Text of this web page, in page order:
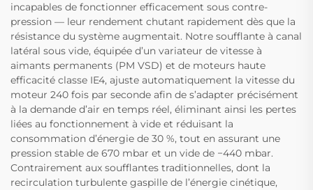
incapables de fonctionner efficacement sous contre-
pression — leur rendement chutant rapidement dès que la
résistance du système augmentait. Notre soufflante à canal
latéral sous vide, équipée d’un variateur de vitesse à
aimants permanents (PM VSD) et de moteurs haute
efficacité classe IE4, ajuste automatiquement la vitesse du
moteur 240 fois par seconde afin de s’adapter précisément
à la demande d’air en temps réel, éliminant ainsi les pertes
liées au fonctionnement à vide et réduisant la
consommation d’énergie de 30 %, tout en assurant une
pression stable de 670 mbar et un vide de −440 mbar.
Contrairement aux soufflantes traditionnelles, dont la
recirculation turbulente gaspille de l’énergie cinétique,